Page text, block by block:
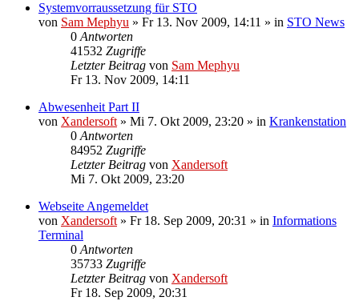
Systemvorraussetzung für STO
von Sam Mephyu » Fr 13. Nov 2009, 14:11 » in STO News
0 Antworten
41532 Zugriffe
Letzter Beitrag von Sam Mephyu
Fr 13. Nov 2009, 14:11
Abwesenheit Part II
von Xandersoft » Mi 7. Okt 2009, 23:20 » in Krankenstation
0 Antworten
84952 Zugriffe
Letzter Beitrag von Xandersoft
Mi 7. Okt 2009, 23:20
Webseite Angemeldet
von Xandersoft » Fr 18. Sep 2009, 20:31 » in Informations
Terminal
0 Antworten
35733 Zugriffe
Letzter Beitrag von Xandersoft
Fr 18. Sep 2009, 20:31